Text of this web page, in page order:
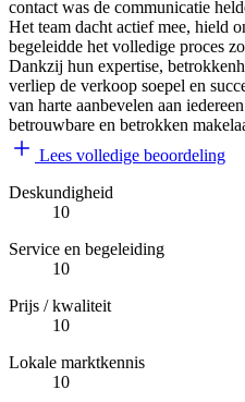
contact was de communicatie
Het team dacht actief mee, hield
begeleidde het volledige proces
Dankzij hun expertise,
verliep de verkoop soepel en
van harte aanbevelen aan
betrouwbare en betrokken
Lees volledige beoordeling
Deskundigheid
10
Service en begeleiding
10
Prijs / kwaliteit
10
Lokale marktkennis
10